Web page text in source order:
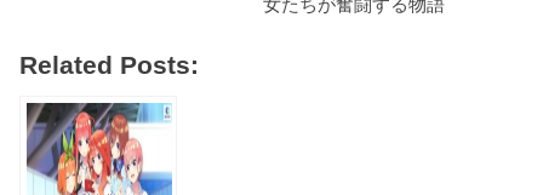
女たちが奮闘する物語
Related Posts: